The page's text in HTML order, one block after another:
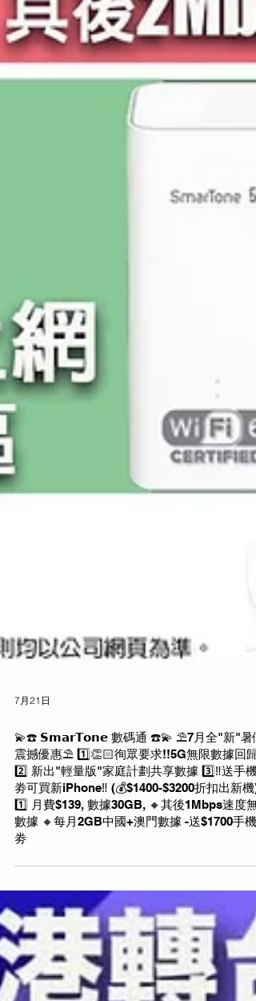
7月21日
💫☎️ 𝗦𝗺𝗮𝗿𝗧𝗼𝗻𝗲 數碼通 ☎️💫 ⛱️7月全"新"暑
震撼優惠⛱️ 1️⃣👏🏻徇眾要求!!5G無限數據回
劵可買新iPhone‼️ (💰$1400-$3200折扣出新機)
數據 🔸每月2GB中國+澳門數據 -送$1700手機
劵